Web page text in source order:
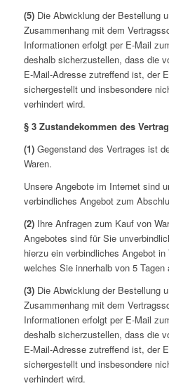
(5) Die Abwicklung der Bestellung
Zusammenhang mit dem
Informationen erfolgt per E-Mail
deshalb sicherzustellen, dass die
E-Mail-Adresse zutreffend ist, der
sichergestellt und insbesondere
verhindert wird.
§ 3 Zustandekommen des
(1)Gegenstand des Vertrages ist
Waren.
Unsere Angebote im Internet sind
verbindliches Angebot zum
(2)Ihre Anfragen zum Kauf von
Angebotes sind für Sie
hierzu ein verbindliches Angebot
welches Sie innerhalb von 5 Tagen
(3)Die Abwicklung der Bestellung
Zusammenhang mit dem
Informationen erfolgt per E-Mail
deshalb sicherzustellen, dass die
E-Mail-Adresse zutreffend ist, der
sichergestellt und insbesondere
verhindert wird.